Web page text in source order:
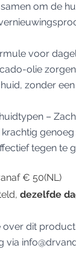
om de
voor
olie
zonder
–
tegen te
€ 50(NL)
dezelfde
over dit
via